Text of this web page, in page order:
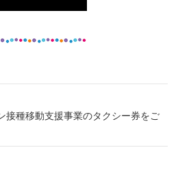
接種移動支援事業のタクシー券をご